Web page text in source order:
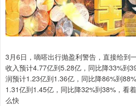
3月6日，嘀嗒出行抛盈利警告，直接给到
收入预计4.77亿到5.28亿，同比降33%到
润预计1.23亿到1.36亿，同比降86%到
1.31亿到1.45亿，同比降32%到38%，看
么快